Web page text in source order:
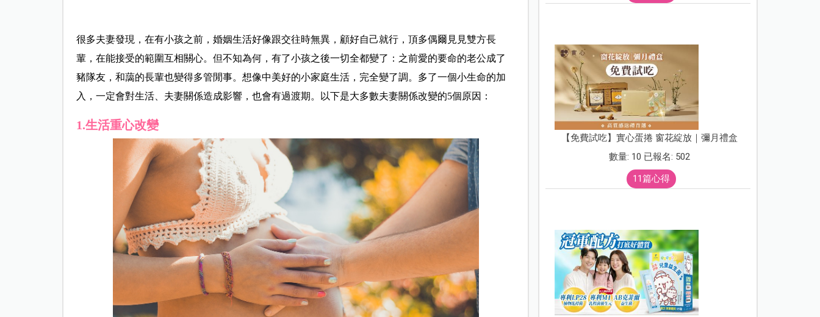
很多夫妻發現，在有小孩之前，婚姻生活好像跟交往時無異，顧好自己就行，頂多偶爾見見雙方長
輩，在能接受的範圍互相關心。但不知為何，有了小孩之後一切全都變了：之前愛的要命的老公成了
豬隊友，和藹的長輩也變得多管閒事。想像中美好的小家庭生活，完全變了調。多了一個小生命的加
入，一定會對生活、夫妻關係造成影響，也會有過渡期。以下是大多數夫妻關係改變的5個原因：
1.生活重心改變
【免費試吃】實心蛋捲 窗花綻放｜彌月禮盒
數量: 10 已報名: 502
11篇心得